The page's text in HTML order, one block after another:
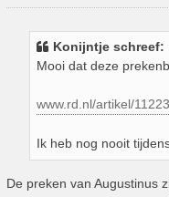
e
Konijntje schreef:
Mooi dat deze
www.rd.nl/artikel/
Ik heb nog nooit
De preken van Augustinus